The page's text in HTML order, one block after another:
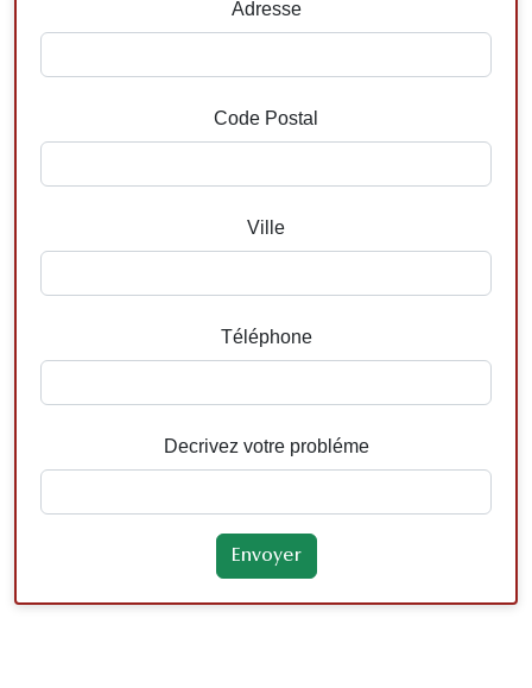
Adresse
Code Postal
Ville
Téléphone
Decrivez votre probléme